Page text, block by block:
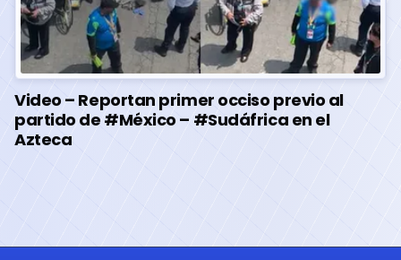
Video – Reportan primer occiso previo al
partido de #México – #Sudáfrica en el
Azteca